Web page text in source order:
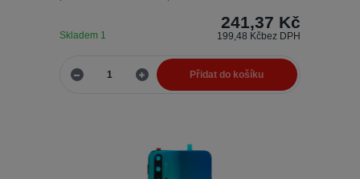
241,37 Kč
199,48 Kčbez DPH
Skladem 1
Přidat do košíku